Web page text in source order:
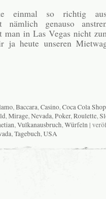
einmal so richtig
nämlich genauso
man in Las Vegas nicht
ja heute unseren
,Baccara,Casino,Coca Cola Shop
,Mirage,Nevada,Poker,Roulette,
,Vulkanausbruch,Würfeln|
,Tagebuch,USA